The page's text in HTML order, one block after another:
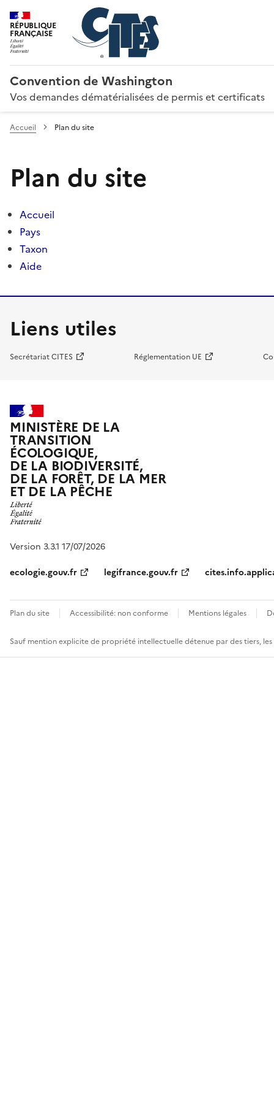
RÉPUBLIQUE
FRANÇAISE
Convention de Washington
Vos demandes dématérialisées de permis et certificats
Accueil Plan du site
Plan du site
Accueil
Pays
Taxon
Aide
Liens utiles
Secrétariat CITES Réglementation UE
MINISTÈRE DE LA
TRANSITION
ÉCOLOGIQUE,
DE LA BIODIVERSITÉ,
DE LA FORÊT, DE LA MER
ET DE LA PÊCHE
Version 3.3.1 17/07/2026
ecologie.gouv.fr
legifrance.gouv.fr
Plan du site Accessibilité: non conforme Mentions légales
Sauf mention explicite de propriété intellectuelle détenue par des tiers,